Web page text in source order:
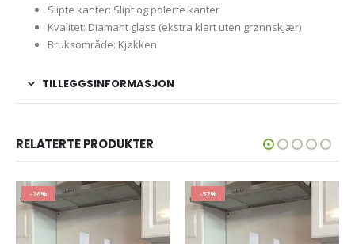
Slipte kanter: Slipt og polerte kanter
Kvalitet: Diamant glass (ekstra klart uten grønnskjær)
Bruksområde: Kjøkken
TILLEGGSINFORMASJON
RELATERTE PRODUKTER
-32%